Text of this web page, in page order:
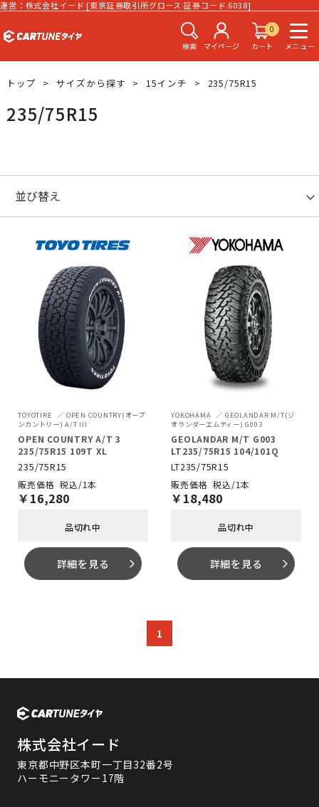
運営：株式会社イード [東京証券取引所グロース 証券コード 6038]
検索 マイページ
0
カート
メニュー
トップ サイズから探す 15インチ 235/75R15
235/75R15
TOYOTIRE
OPEN COUNTRY(オープ
ンカントリー) A/T III
OPEN COUNTRY A/T 3
235/75R15 109T XL
235/75R15
税込/1本
￥ 16,280
品切れ中
詳細を見る arrow_forward_ios
YOKOHAMA
GEOLANDAR M/T(ジ
オランダーエムティー) G003
GEOLANDAR M/T G003
LT235/75R15 104/101Q
LT235/75R15
税込/1本
￥ 18,480
品切れ中
詳細を見る arrow_forward_ios
1
株式会社イード
東京都中野区本町一丁目32番2号
ハーモニータワー17階